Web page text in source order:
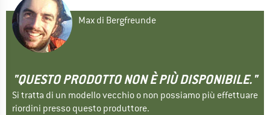
Max di Bergfreunde
"QUESTO PRODOTTO NON È PIÙ DISPONIBILE."
Si tratta di un modello vecchio o non possiamo più effettuare
riordini presso questo produttore.